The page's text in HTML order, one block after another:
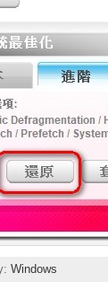
Windows